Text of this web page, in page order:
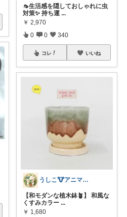
🦟生活感を隠しておしゃれに虫
対策✨ 持ち運 ...
￥ 2,970
0 0 340
コレ いいね
うしこ🐮アニマル&植物大好き🪴
【和モダンな植木鉢🪴】 和風な
くすみカラー ...
￥ 1,680